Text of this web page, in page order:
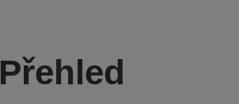
Přehled